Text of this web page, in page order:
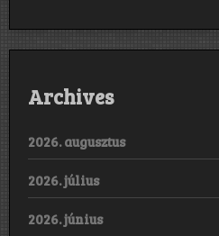
Archives
2026. augusztus
2026. július
2026. június